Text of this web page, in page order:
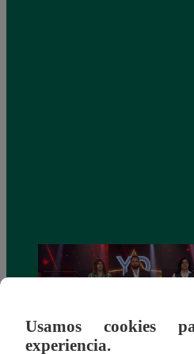
Usamos cookies
experiencia.